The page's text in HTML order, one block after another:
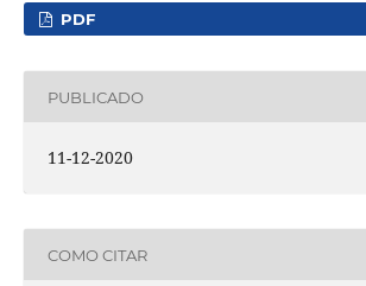
PDF
PUBLICADO
11-12-2020
COMO CITAR